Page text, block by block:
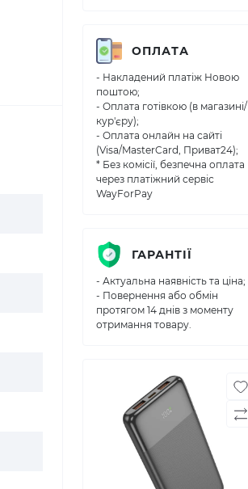
ОПЛАТА
- Накладений платіж Новою
поштою;
- Оплата готівкою (в магазині/
кур'єру);
- Оплата онлайн на сайті
(Visa/MasterCard, Приват24);
* Без комісії, безпечна оплата
через платіжний сервіс
WayForPay
ГАРАНТІЇ
- Актуальна наявність та ціна;
- Повернення або обмін
протягом 14 днів з моменту
отримання товару.